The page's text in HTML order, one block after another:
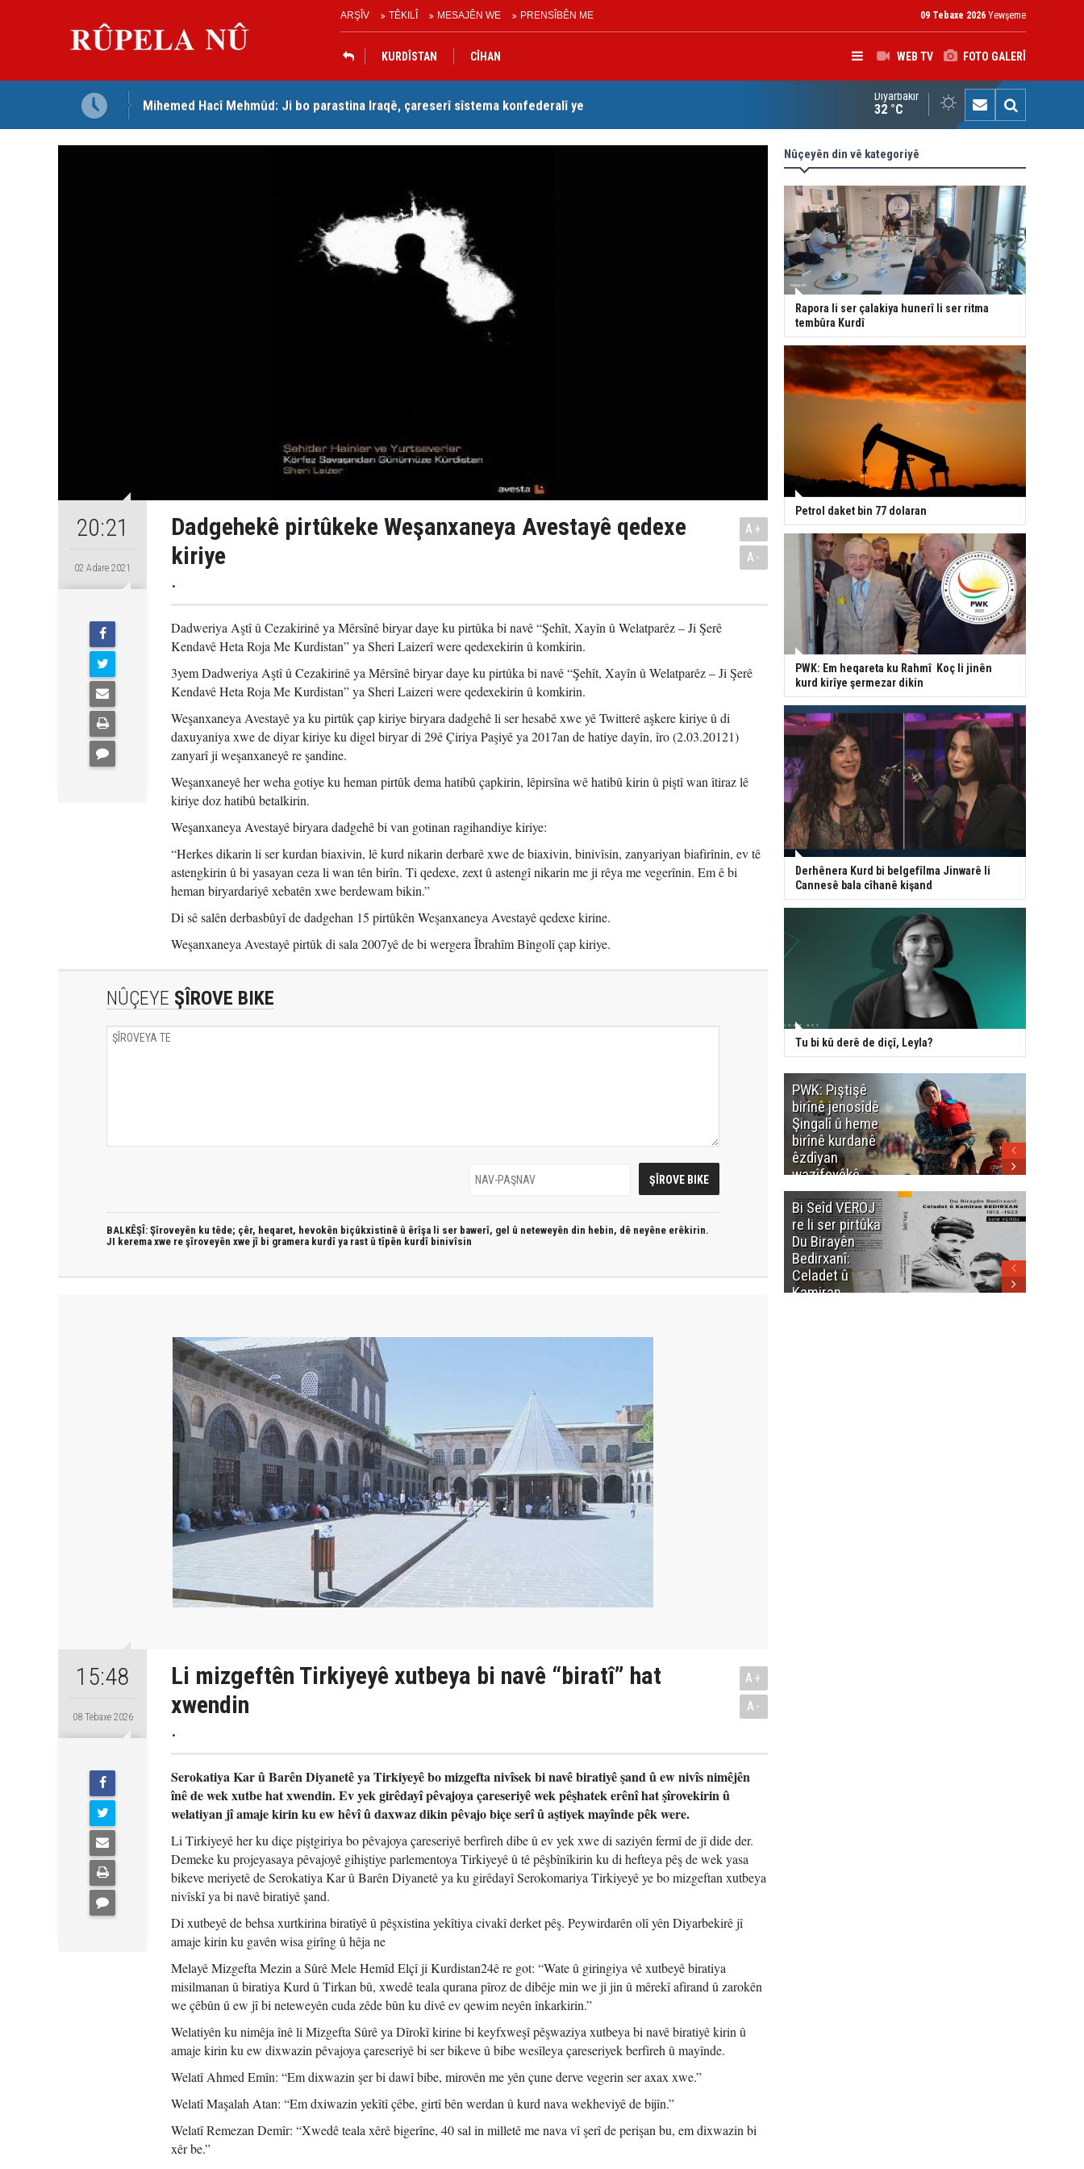
ARŞÎV TÊKILÎ MESAJÊN WE PRENSÎBÊN ME 09 Tebaxe 2026 Yewşeme
WEB TV FOTO GALERÎ
KURDÎSTAN CÎHAN
Mihemed Hacî Mehmûd: Ji bo parastina Iraqê, çareserî sîstema konfederalî ye Serokerkanê Iraqê Fermandariya Operasyonên Rojhilatê Dîcleyê
Diyarbakır
32 °C
20:21
02 Adare 2021
Dadgehekê pirtûkeke Weşanxaneya Avestayê qedexe
kiriye
.
A+
A-
Dadweriya Aştî û Cezakirinê ya Mêrsînê biryar daye ku pirtûka bi navê “Şehît, Xayîn û Welatparêz – Ji Şerê
Kendavê Heta Roja Me Kurdistan” ya Sheri Laizerî were qedexekirin û komkirin.
3yem Dadweriya Aştî û Cezakirinê ya Mêrsînê biryar daye ku pirtûka bi navê “Şehît, Xayîn û Welatparêz – Ji Şerê
Kendavê Heta Roja Me Kurdistan” ya Sheri Laizeri were qedexekirin û komkirin.
Weşanxaneya Avestayê ya ku pirtûk çap kiriye biryara dadgehê li ser hesabê xwe yê Twitterê aşkere kiriye û di
daxuyaniya xwe de diyar kiriye ku digel biryar di 29ê Çiriya Paşiyê ya 2017an de hatiye dayîn, îro (2.03.20121)
zanyarî ji weşanxaneyê re şandine.
Weşanxaneyê her weha gotiye ku heman pirtûk dema hatibû çapkirin, lêpirsîna wê hatibû kirin û piştî wan îtiraz lê
kiriye doz hatibû betalkirin.
Weşanxaneya Avestayê biryara dadgehê bi van gotinan ragihandiye kiriye:
“Herkes dikarin li ser kurdan biaxivin, lê kurd nikarin derbarê xwe de biaxivin, binivîsin, zanyariyan biafirînin, ev tê
astengkirin û bi yasayan ceza li wan tên birîn. Ti qedexe, zext û astengî nikarin me ji rêya me vegerînin. Em ê bi
heman biryardariyê xebatên xwe berdewam bikin.”
Di sê salên derbasbûyî de dadgehan 15 pirtûkên Weşanxaneya Avestayê qedexe kirine.
Weşanxaneya Avestayê pirtûk di sala 2007yê de bi wergera Îbrahîm Bîngolî çap kiriye.
NÛÇEYE ŞÎROVE BIKE
BALKÊŞÎ: Şîroveyên ku têde; çêr, heqaret, hevokên biçûkxistinê û êrîşa li ser bawerî, gel û neteweyên din hebin, dê neyêne erêkirin.
JI kerema xwe re şîroveyên xwe jî bi gramera kurdî ya rast û tîpên kurdî binivîsin
15:48
08 Tebaxe 2026
Li mizgeftên Tirkiyeyê xutbeya bi navê “biratî” hat
xwendin
.
A+
A-
Serokatiya Kar û Barên Diyanetê ya Tirkiyeyê bo mizgefta nivîsek bi navê biratiyê şand û ew nivîs nimêjên
înê de wek xutbe hat xwendin. Ev yek girêdayî pêvajoya çareseriyê wek pêşhatek erênî hat şîrovekirin û
welatiyan jî amaje kirin ku ew hêvî û daxwaz dikin pêvajo biçe serî û aştiyek mayînde pêk were.
Li Tirkiyeyê her ku diçe piştgiriya bo pêvajoya çareseriyê berfireh dibe û ev yek xwe di saziyên fermî de jî dide der.
Demeke ku projeyasaya pêvajoyê gihiştiye parlementoya Tirkiyeyê û tê pêşbînîkirin ku di hefteya pêş de wek yasa
bikeve meriyetê de Serokatiya Kar û Barên Diyanetê ya ku girêdayî Serokomariya Tirkiyeyê ye bo mizgeftan xutbeya
nivîskî ya bi navê biratiyê şand.
Di xutbeyê de behsa xurtkirina biratîyê û pêşxistina yekîtiya civakî derket pêş. Peywirdarên olî yên Diyarbekirê jî
amaje kirin ku gavên wisa girîng û hêja ne
Melayê Mizgefta Mezin a Sûrê Mele Hemîd Elçî ji Kurdistan24ê re got: “Wate û giringiya vê xutbeyê biratiya
misilmanan û biratiya Kurd û Tirkan bû, xwedê teala qurana pîroz de dibêje min we ji jin û mêrekî afirand û zarokên
we çêbûn û ew jî bi neteweyên cuda zêde bûn ku divê ev qewim neyên înkarkirin.”
Welatiyên ku nimêja înê li Mizgefta Sûrê ya Dîrokî kirine bi keyfxweşî pêşwaziya xutbeya bi navê biratiyê kirin û
amaje kirin ku ew dixwazin pêvajoya çareseriyê bi ser bikeve û bibe wesîleya çareseriyek berfireh û mayînde.
Welatî Ahmed Emîn: “Em dixwazin şer bi dawî bibe, mirovên me yên çune derve vegerin ser axax xwe.”
Welatî Maşalah Atan: “Em dxiwazin yekîtî çêbe, girtî bên werdan û kurd nava wekheviyê de bijîn.”
Welatî Remezan Demîr: “Xwedê teala xêrê bigerîne, 40 sal in milletê me nava vî şerî de perişan bu, em dixwazin bi
xêr be.”
Nûçeyên din vê kategoriyê
Rapora li ser çalakiya hunerî li ser ritma
tembûra Kurdî
Petrol daket bin 77 dolaran
PWK: Em heqareta ku Rahmî Koç li jinên
kurd kirîye şermezar dikin
Derhênera Kurd bi belgefîlma Jinwarê li
Cannesê bala cîhanê kişand
Tu bi kû derê de diçî, Leyla?
PWK: Piştişê
birînê jenosîdê
Şingalî û heme
birînê kurdanê
êzdîyan
wazîfeyêkê
neteweyî yê
heme kurdanê
dinya yo
Bi Seîd VEROJ
re li ser pirtûka
Du Birayên
Bedirxanî:
Celadet û
Kamiran